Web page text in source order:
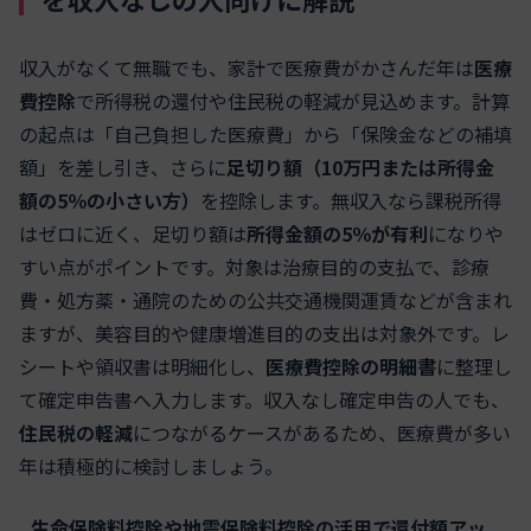
収入がなくて無職でも、家計で医療費がかさんだ年は医療
費控除で所得税の還付や住民税の軽減が見込めます。計算
の起点は「自己負担した医療費」から「保険金などの補填
額」を差し引き、さらに足切り額（10万円または所得金
額の5％の小さい方） を控除します。無収入なら課税所得
はゼロに近く、足切り額は所得金額の5％が有利になりや
すい点がポイントです。対象は治療目的の支払で、診療
費・処方薬・通院のための公共交通機関運賃などが含まれ
ますが、美容目的や健康増進目的の支出は対象外です。レ
シートや領収書は明細化し、 医療費控除の明細書に整理し
て確定申告書へ入力します。収入なし確定申告の人でも、
住民税の軽減につながるケースがあるため、医療費が多い
年は積極的に検討しましょう。